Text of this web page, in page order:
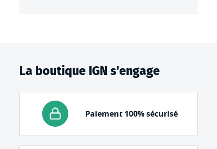
La boutique IGN s'engage
Paiement 100% sécurisé